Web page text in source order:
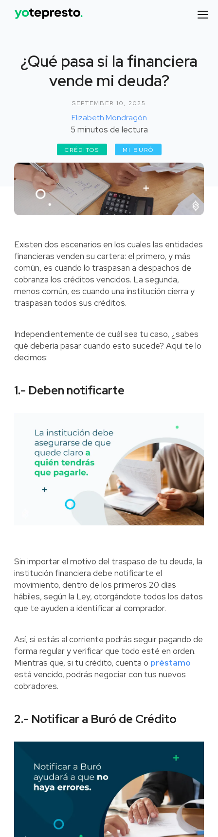
¿Qué pasa si la financiera
vende mi deuda?
SEPTEMBER 10, 2025
Elizabeth Mondragón
5 minutos de lectura
CRÉDITOS MI BURÓ
Existen dos escenarios en los cuales las entidades
financieras venden su cartera: el primero, y más
común, es cuando lo traspasan a despachos de
cobranza los créditos vencidos. La segunda,
menos común, es cuando una institución cierra y
traspasan todos sus créditos.
Independientemente de cuál sea tu caso, ¿sabes
qué debería pasar cuando esto sucede? Aquí te lo
decimos:
1.- Deben notificarte
Sin importar el motivo del traspaso de tu deuda, la
institución financiera debe notificarte el
movimiento, dentro de los primeros 20 días
hábiles, según la Ley, otorgándote todos los datos
que te ayuden a identificar al comprador.
Así, si estás al corriente podrás seguir pagando de
forma regular y verificar que todo esté en orden.
Mientras que, si tu crédito, cuenta o préstamo
está vencido, podrás negociar con tus nuevos
cobradores.
2.- Notificar a Buró de Crédito